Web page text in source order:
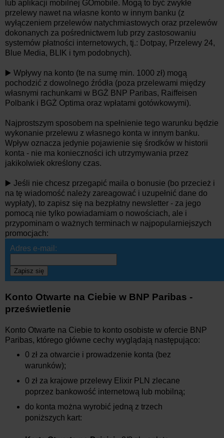
lub aplikacji mobilnej GOmobile. Mogą to być zwykłe
przelewy nawet na własne konto w innym banku (z
wyłączeniem przelewów natychmiastowych oraz przelewów
dokonanych za pośrednictwem lub przy zastosowaniu
systemów płatności internetowych, tj.: Dotpay, Przelewy 24,
Blue Media, BLIK i tym podobnych).
▶️ Wpływy na konto (te na sumę min. 1000 zł) mogą
pochodzić z dowolnego źródła (poza przelewami między
własnymi rachunkami w BGŻ BNP Paribas, Raiffeisen
Polbank i BGŻ Optima oraz wpłatami gotówkowymi).
Najprostszym sposobem na spełnienie tego warunku będzie
wykonanie przelewu z własnego konta w innym banku.
Wpływ oznacza jedynie pojawienie się środków w historii
konta - nie ma konieczności ich utrzymywania przez
jakikolwiek określony czas.
▶️ Jeśli nie chcesz przegapić maila o bonusie (bo przecież i
na tę wiadomość należy zareagować i uzupełnić dane do
wypłaty), to zapisz się na bezpłatny newsletter - za jego
pomocą nie tylko powiadamiam o nowościach, ale i
przypominam o ważnych terminach w najpopularniejszych
promocjach:
Adres e-mail:
Zapisz się
Konto Otwarte na Ciebie w BNP Paribas -
prześwietlenie
Konto Otwarte na Ciebie to konto osobiste w ofercie BNP
Paribas, którego główne cechy wyglądają następująco:
0 zł za otwarcie i prowadzenie konta (bez
warunków);
0 zł za krajowe przelewy Elixir PLN zlecane
poprzez bankowość internetową lub mobilną;
do konta można wyrobić jedną z trzech
poniższych kart: